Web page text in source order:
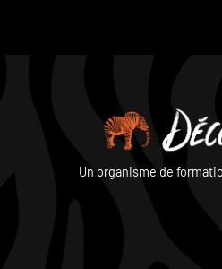
Un organisme de